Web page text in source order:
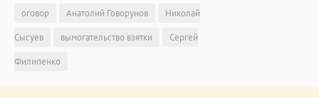
оговор Анатолий Говорунов
Николай
Сысуев
вымогательство взятки
Сергей
Филипенко